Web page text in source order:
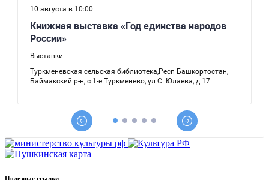
Полезные ссылки